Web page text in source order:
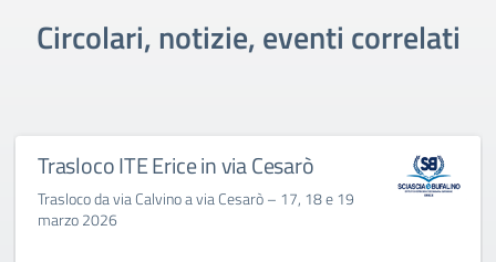
Circolari, notizie, eventi correlati
Trasloco ITE Erice in via Cesarò
Trasloco da via Calvino a via Cesarò – 17, 18 e 19
marzo 2026